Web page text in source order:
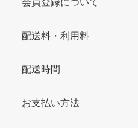
会員登録について
配送料・利用料
配送時間
お支払い方法